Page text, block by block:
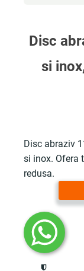
Disc
si
Disc abraziv
si inox. Ofera
redusa.